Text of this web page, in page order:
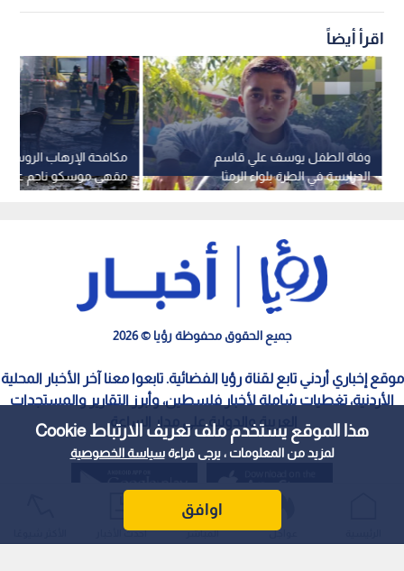
هذا الموقع يستخدم ملف تعريف الارتباط Cookie
لمزيد من المعلومات ، يرجى قراءةسياسة الخصوصية
اوافق
اقرأ أيضاً
مكافحة الإرهاب الروسية:
مقهى موسكو ناجم عن
وارتفاع الإصابات إلى 21
وفاة الطفل يوسف علي قاسم
الدرابسة في الطرة بلواء الرمثا
جميع الحقوق محفوظة رؤيا © 2026
موقع إخباري أردني تابع لقناة رؤيا الفضائية. تابعوا معنا آخر الأخبار المحلية
الأردنية، تغطيات شاملة لأخبار فلسطين، وأبرز التقارير والمستجدات
العربية والدولية على مدار الساعة.
عواجل المباشر أحدث الأخبار